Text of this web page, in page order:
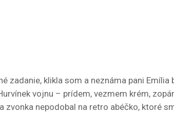
zadanie, klikla som a neznáma pani Emília
vojnu – prídem, vezmem krém,
zvonka nepodobal na retro abéčko, ktoré